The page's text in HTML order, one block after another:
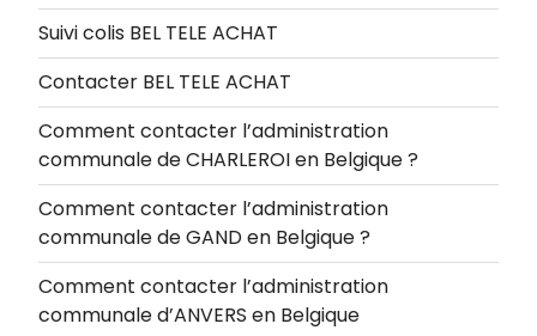
Suivi colis BEL TELE ACHAT
Contacter BEL TELE ACHAT
Comment contacter l’administration
communale de CHARLEROI en Belgique ?
Comment contacter l’administration
communale de GAND en Belgique ?
Comment contacter l’administration
communale d’ANVERS en Belgique